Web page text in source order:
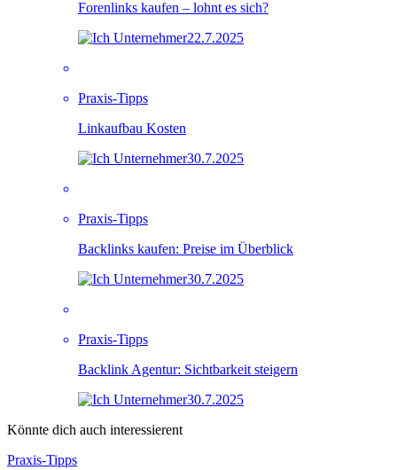
Forenlinks kaufen – lohnt es sich?
22.7.2025
Praxis-Tipps
Linkaufbau Kosten
30.7.2025
Praxis-Tipps
Backlinks kaufen: Preise im Überblick
30.7.2025
Praxis-Tipps
Backlink Agentur: Sichtbarkeit steigern
30.7.2025
Könnte dich auch interessierent
Praxis-Tipps